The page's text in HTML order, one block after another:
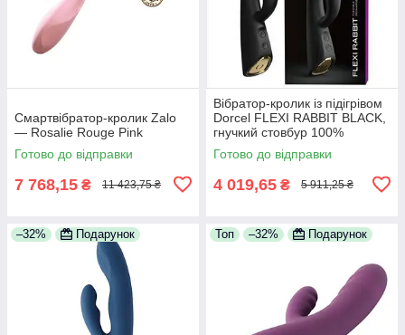
Смартвібратор-кролик Zalo
— Rosalie Rouge Pink
Готово до відправки
7 768,15 ₴ 11 423,75 ₴
Вібратор-кролик із підігрівом
Dorcel FLEXI RABBIT BLACK,
гнучкий стовбур 100%
Анонімності
Готово до відправки
4 019,65 ₴ 5 911,25 ₴
–32% Подарунок Топ –32% Подарунок